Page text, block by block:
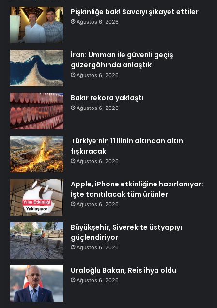
Pişkinliğe bak! Savcıyı şikayet ettiler
Ağustos 6, 2026
İran: Umman ile güvenli geçiş
güzergâhında anlaştık
Ağustos 6, 2026
Bakır rekora yaklaştı
Ağustos 6, 2026
Türkiye’nin 11 ilinin altından altın
fışkıracak
Ağustos 6, 2026
Apple, iPhone etkinliğine hazırlanıyor:
İşte tanıtılacak tüm ürünler
Ağustos 6, 2026
Büyükşehir, Siverek’te üstyapıyı
güçlendiriyor
Ağustos 6, 2026
Uraloğlu Bakan, Reis ihya oldu
Ağustos 6, 2026